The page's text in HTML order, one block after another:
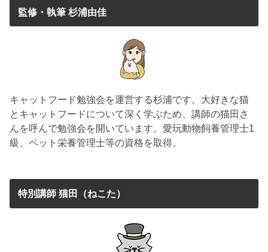
監修・執筆 杉浦由佳
キャットフード勉強会を運営する杉浦です。大好きな猫
とキャットフードについて深く学ぶため、講師の猫田さ
んを呼んで勉強会を開いています。愛玩動物飼養管理士1
級、ペット栄養管理士等の資格を取得。
特別講師 猫田（ねこた）